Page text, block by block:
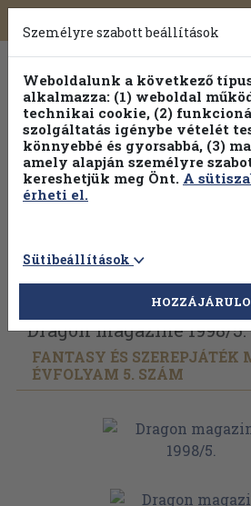
Toggle
navigation
Válogasson több mint 30
Hobbi témakörökben20%
Vissza az előző oldalra
Dragon magazine 1998/5.
FANTASY ÉS SZEREPJÁTÉK
ÉVFOLYAM 5. SZÁM
Személyre szabott beállítások
Weboldalunk a következő
alkalmazza: (1) weboldal
technikai cookie, (2)
szolgáltatás igénybe vételét
könnyebbé és gyorsabbá, (3)
amely alapján személyre
kereshetjük meg Önt. A
érheti el.
Sütibeállítások